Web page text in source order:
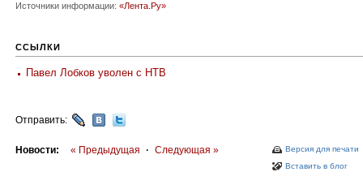
Источники информации: «Лента.Ру»
ССЫЛКИ
Павел Лобков уволен с НТВ
Отправить:
Версия для печати
Вставить в блог
Новости: « Предыдущая · Следующая »